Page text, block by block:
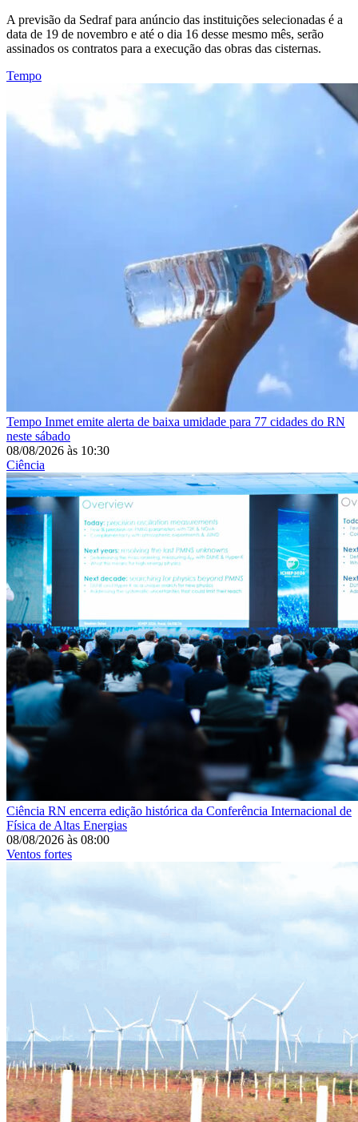
A previsão da Sedraf para anúncio das instituições selecionadas é a
data de 19 de novembro e até o dia 16 desse mesmo mês, serão
assinados os contratos para a execução das obras das cisternas.
Tempo
Tempo Inmet emite alerta de baixa umidade para 77 cidades do RN
neste sábado
08/08/2026 às 10:30
Ciência
Ciência RN encerra edição histórica da Conferência Internacional de
Física de Altas Energias
08/08/2026 às 08:00
Ventos fortes